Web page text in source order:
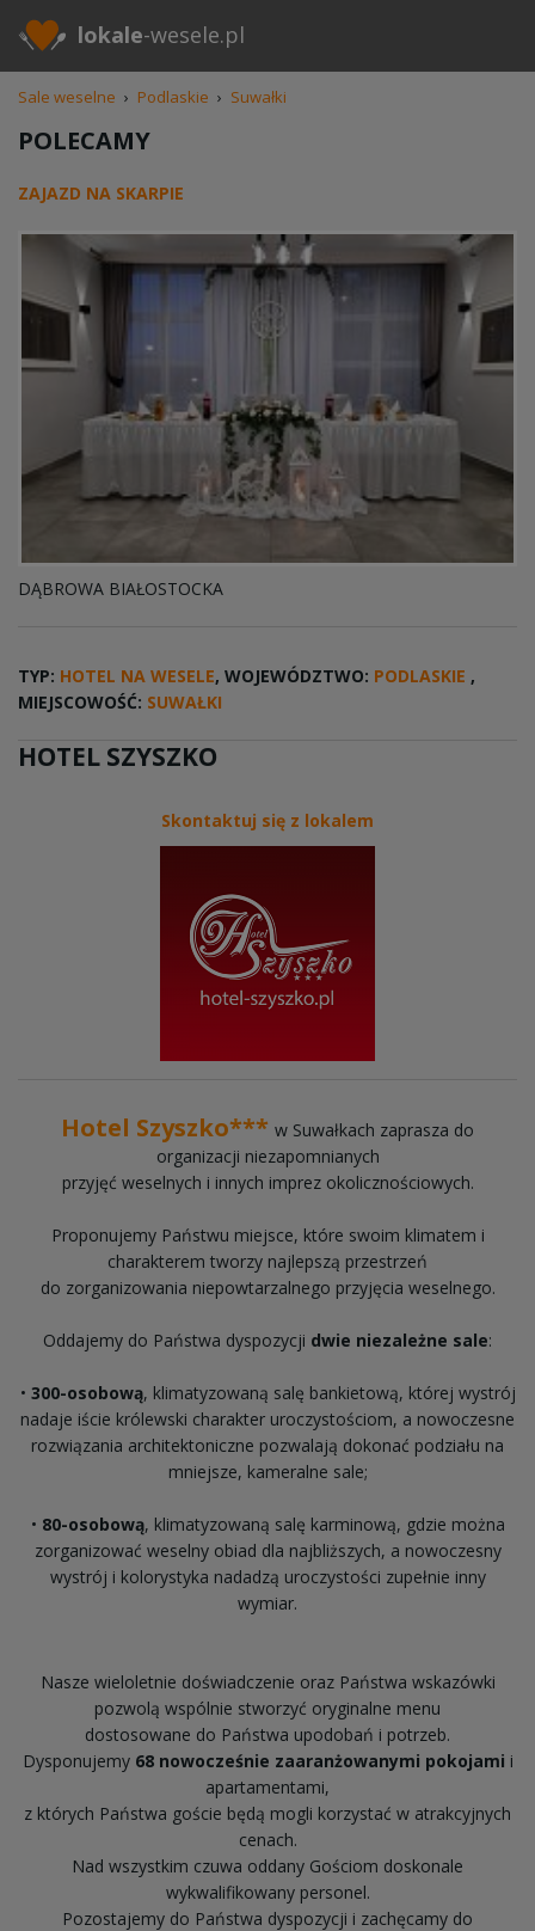
lokale-wesele.pl
Sale weselne › Podlaskie › Suwałki
POLECAMY
ZAJAZD NA SKARPIE
DĄBROWA BIAŁOSTOCKA
TYP: HOTEL NA WESELE, WOJEWÓDZTWO: PODLASKIE ,
MIEJSCOWOŚĆ: SUWAŁKI
HOTEL SZYSZKO
Skontaktuj się z lokalem
Hotel Szyszko*** w Suwałkach zaprasza do
organizacji niezapomnianych
przyjęć weselnych i innych imprez okolicznościowych.
Proponujemy Państwu miejsce, które swoim klimatem i
charakterem tworzy najlepszą przestrzeń
do zorganizowania niepowtarzalnego przyjęcia weselnego.
Oddajemy do Państwa dyspozycji dwie niezależne sale:
• 300-osobową, klimatyzowaną salę bankietową, której wystrój
nadaje iście królewski charakter uroczystościom, a nowoczesne
rozwiązania architektoniczne pozwalają dokonać podziału na
mniejsze, kameralne sale;
• 80-osobową, klimatyzowaną salę karminową, gdzie można
zorganizować weselny obiad dla najbliższych, a nowoczesny
wystrój i kolorystyka nadadzą uroczystości zupełnie inny
wymiar.
Nasze wieloletnie doświadczenie oraz Państwa wskazówki
pozwolą wspólnie stworzyć oryginalne menu
dostosowane do Państwa upodobań i potrzeb.
Dysponujemy 68 nowocześnie zaaranżowanymi pokojami i
apartamentami,
z których Państwa goście będą mogli korzystać w atrakcyjnych
cenach.
Nad wszystkim czuwa oddany Gościom doskonale
wykwalifikowany personel.
Pozostajemy do Państwa dyspozycji i zachęcamy do